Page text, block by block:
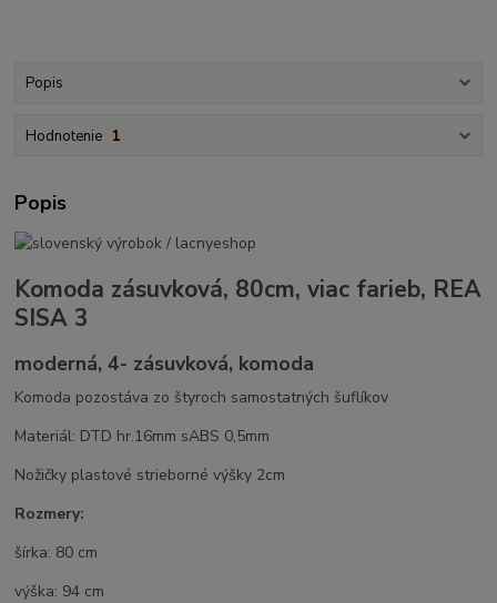
Popis
Hodnotenie 1
Popis
Komoda zásuvková, 80cm, viac farieb, REA
SISA 3
moderná, 4- zásuvková, komoda
Komoda pozostáva zo štyroch samostatných šuflíkov
Materiál: DTD hr.16mm sABS 0,5mm
Nožičky plastové strieborné výšky 2cm
Rozmery:
šírka: 80 cm
výška: 94 cm